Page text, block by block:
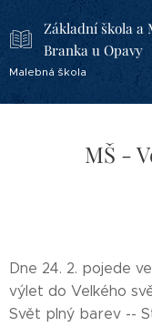
Základní škola a
Branka u Opavy
Malebná škola
MŠ -
Dne 24. 2. pojede
výlet do Velkého
Svět plný barev --